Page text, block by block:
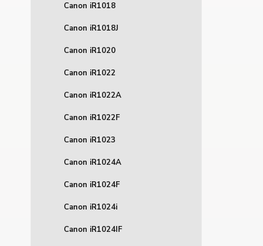
Canon iR1018
Canon iR1018J
Canon iR1020
Canon iR1022
Canon iR1022A
Canon iR1022F
Canon iR1023
Canon iR1024A
Canon iR1024F
Canon iR1024i
Canon iR1024IF